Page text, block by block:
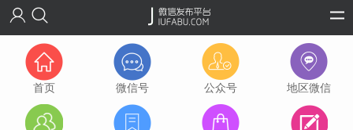
首页 微信号 公众号 地区微信